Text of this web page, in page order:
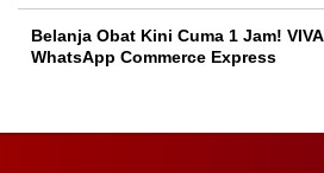
Belanja Obat Kini Cuma 1 Jam!
WhatsApp Commerce Express